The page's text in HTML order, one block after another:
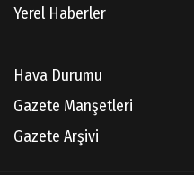
Hisarcıların
Necati
Yerel Haberler
Hava Durumu
Gazete Manşetleri
Gazete Arşivi